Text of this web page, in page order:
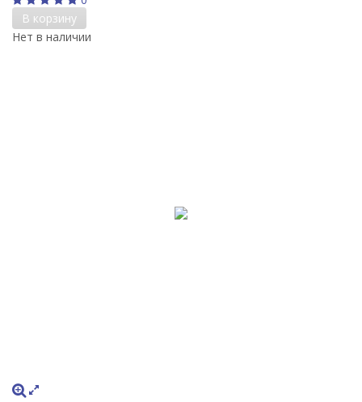
В корзину
Нет в наличии